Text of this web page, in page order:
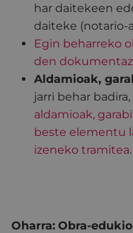
har daitekeen
daiteke (notario-
Egin beharreko
den
Aldamioak,
jarri behar
aldamioak,
beste elementu
izeneko tramitea.
Oharra: Obra-